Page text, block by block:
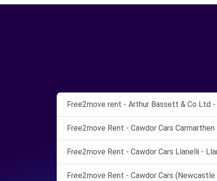
Free2move rent - Arthur Bassett & Co Ltd -
Free2move Rent - Cawdor Cars
Free2move Rent - Cawdor Cars Llanelli -
Free2move Rent - Cawdor Cars